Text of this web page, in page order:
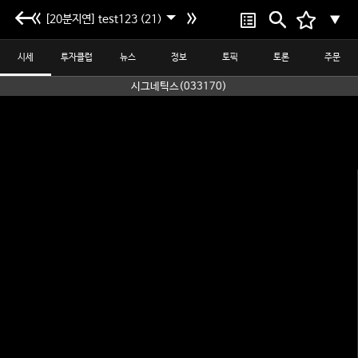
[20분지연] test123 (21) ▼
시세 투자클럽 뉴스 정보 토픽 토론 주문
시그네틱스(033170)